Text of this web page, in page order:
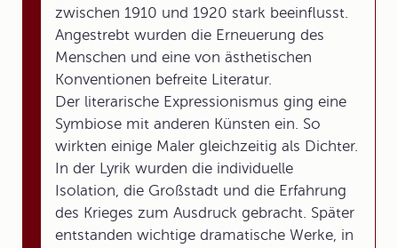
zwischen 1910 und 1920 stark beeinflusst.
Angestrebt wurden die Erneuerung des
Menschen und eine von ästhetischen
Konventionen befreite Literatur.
Der literarische Expressionismus ging eine
Symbiose mit anderen Künsten ein. So
wirkten einige Maler gleichzeitig als Dichter.
In der Lyrik wurden die individuelle
Isolation, die Großstadt und die Erfahrung
des Krieges zum Ausdruck gebracht. Später
entstanden wichtige dramatische Werke, in